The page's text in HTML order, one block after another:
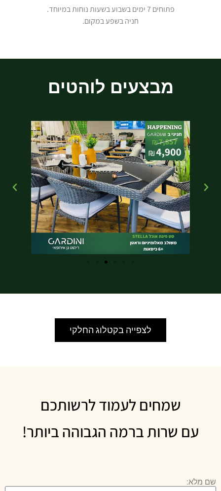
פתוחים 7 ימים בשבוע בשעות נוחות במיוחד.
חניה בשפע במקום.
מבצעים לוהטים
לצפייה בקטלוג החלקי
שמחים לעמוד לרשותכם
עם שרות ברמה הגבוהה ביותר!
שם מלא: